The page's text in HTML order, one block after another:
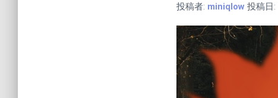
投稿者: miniqlow 投稿日: